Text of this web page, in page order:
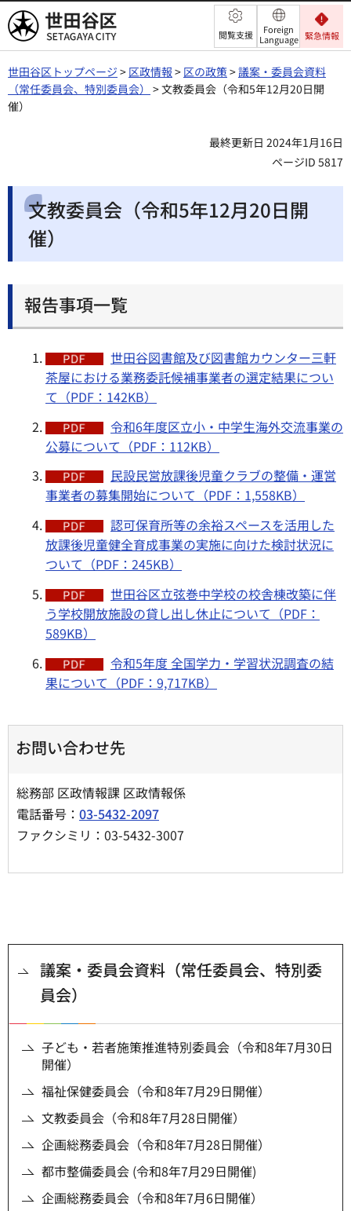
世田谷区 閲覧支援
Foreign
Language 緊急情報
世田谷区トップページ > 区政情報 > 区の政策>議案・委員会資料
（常任委員会、特別委員会） > 文教委員会（令和5年12月20日開
催）
最終更新日 2024年1月16日
ページID 5817
文教委員会（令和5年12月20日開
催）
報告事項一覧
世田谷図書館及び図書館カウンター三軒
茶屋における業務委託候補事業者の選定結果につい
て（PDF：142KB）
令和6年度区立小・中学生海外交流事業の
公募について（PDF：112KB）
民設民営放課後児童クラブの整備・運営
事業者の募集開始について（PDF：1,558KB）
認可保育所等の余裕スペースを活用した
放課後児童健全育成事業の実施に向けた検討状況に
ついて（PDF：245KB）
世田谷区立弦巻中学校の校舎棟改築に伴
う学校開放施設の貸し出し休止について（PDF：
589KB）
令和5年度 全国学力・学習状況調査の結
果について（PDF：9,717KB）
お問い合わせ先
総務部 区政情報課 区政情報係
電話番号： 03-5432-2097
ファクシミリ：03-5432-3007
議案・委員会資料（常任委員会、特別委
員会）
子ども・若者施策推進特別委員会（令和8年7月30日
開催）
福祉保健委員会（令和8年7月29日開催）
文教委員会（令和8年7月28日開催）
企画総務委員会（令和8年7月28日開催）
都市整備委員会 (令和8年7月29日開催)
企画総務委員会（令和8年7月6日開催）